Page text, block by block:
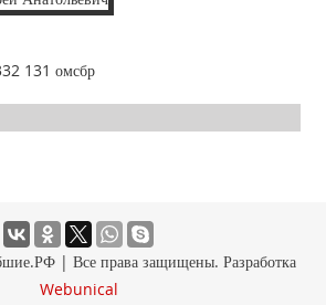
131 омсбр
| Все права защищены. Разработка
Webunical